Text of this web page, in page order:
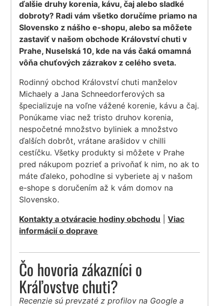
ďalšie druhy korenia, kávu, čaj alebo sladké
dobroty? Radi vám všetko doručíme priamo na
Slovensko z nášho e-shopu, alebo sa môžete
zastaviť v našom obchode Království chuti v
Prahe, Nuselská 10, kde na vás čaká omamná
vôňa chuťových zázrakov z celého sveta.
Rodinný obchod Království chuti manželov
Michaely a Jana Schneedorferových sa
špecializuje na voľne vážené korenie, kávu a čaj.
Ponúkame viac než tristo druhov korenia,
nespočetné množstvo byliniek a množstvo
ďalších dobrôt, vrátane arašidov v chilli
cestíčku. Všetky produkty si môžete v Prahe
pred nákupom pozrieť a privoňať k nim, no ak to
máte ďaleko, pohodlne si vyberiete aj v našom
e-shope s doručením až k vám domov na
Slovensko.
Kontakty a otváracie hodiny obchodu |Viac
informácií o doprave
Čo hovoria zákazníci o
Kráľovstve chuti?
Recenzie sú prevzaté z profilov na Google a